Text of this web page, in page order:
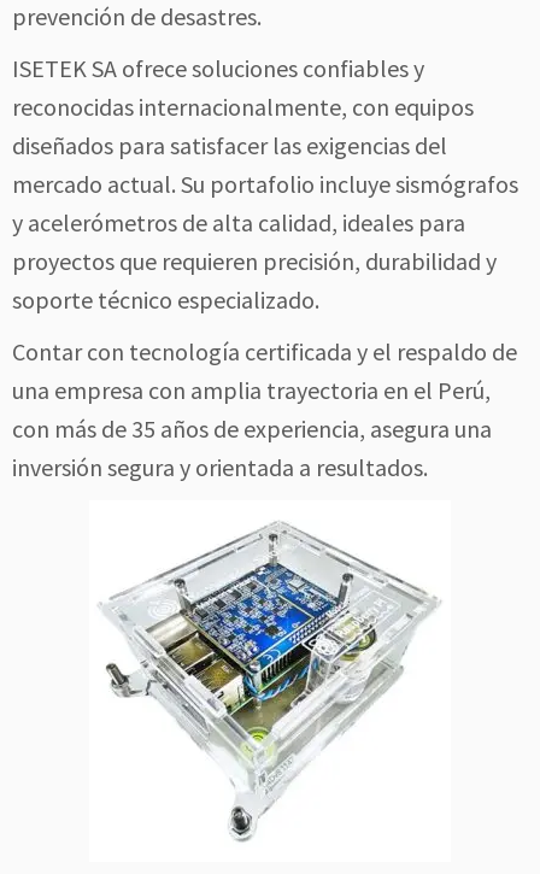
prevención de desastres.
ISETEK SA ofrece soluciones confiables y
reconocidas internacionalmente, con equipos
diseñados para satisfacer las exigencias del
mercado actual. Su portafolio incluye sismógrafos
y acelerómetros de alta calidad, ideales para
proyectos que requieren precisión, durabilidad y
soporte técnico especializado.
Contar con tecnología certificada y el respaldo de
una empresa con amplia trayectoria en el Perú,
con más de 35 años de experiencia, asegura una
inversión segura y orientada a resultados.